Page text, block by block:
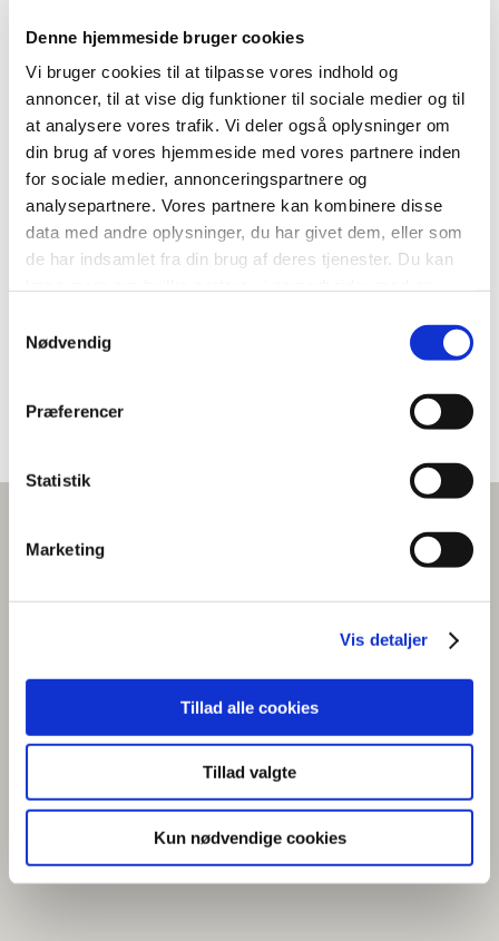
Denne hjemmeside bruger cookies
Vi bruger cookies til at tilpasse vores indhold og
annoncer, til at vise dig funktioner til sociale medier og til
at analysere vores trafik. Vi deler også oplysninger om
din brug af vores hjemmeside med vores partnere inden
for sociale medier, annonceringspartnere og
analysepartnere. Vores partnere kan kombinere disse
data med andre oplysninger, du har givet dem, eller som
de har indsamlet fra din brug af deres tjenester. Du kan
dine oplysninger i vores
Du kan altid ændre i eller trække dit samtykke tilbage ved
Nødvendig
Præferencer
Statistik
Marketing
Vis detaljer
Tillad alle cookies
Tillad valgte
Kun nødvendige cookies
Aluminium
Rent aluminium skickas i första hand
direkt till aluminiumsmältverk i Europa.
Det uppskattas att upp till95 % energi
sparasgenom att återvinna aluminium
jämfört med att producera jungfruligt
aluminium.
Med vår gedigna kunskap kan HJHansen ge dig och
oss så kommer vi att ge dig ett skräddarsytt
erbjudande genom en nära dialog.
+45 63 10 91 00
Hitta medarbetare